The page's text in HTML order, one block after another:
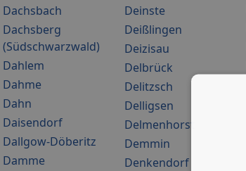
Dachsbach
Dachsberg
(Südschwarzwald)
Dahlem
Dahme
Dahn
Daisendorf
Dallgow-Döberitz
Damme
Deinste
Deißlingen
Deizisau
Delbrück
Delitzsch
Delligsen
Delmenhorst
Demmin
Denkendorf